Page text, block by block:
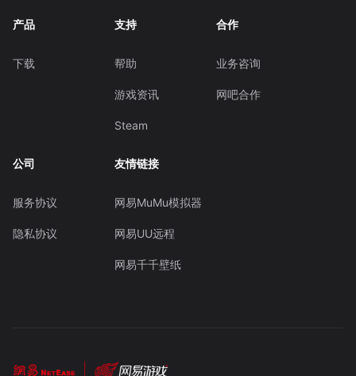
产品
下载
支持
帮助
游戏资讯
Steam
合作
业务咨询
网吧合作
公司
服务协议
隐私协议
友情链接
网易MuMu模拟器
网易UU远程
网易千千壁纸